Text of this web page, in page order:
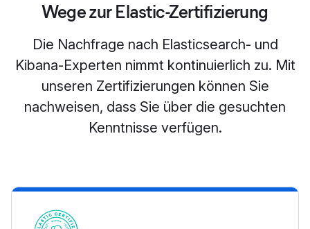
Wege zur Elastic-Zertifizierung
Die Nachfrage nach Elasticsearch- und
Kibana-Experten nimmt kontinuierlich zu. Mit
unseren Zertifizierungen können Sie
nachweisen, dass Sie über die gesuchten
Kenntnisse verfügen.